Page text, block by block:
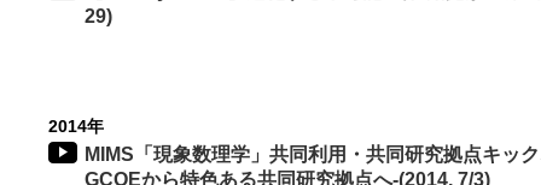
29)
2014年
MIMS「現象数理学」共同利用・共同研究拠点キッ
GCOEから特色ある共同研究拠点へ-(2014, 7/3)